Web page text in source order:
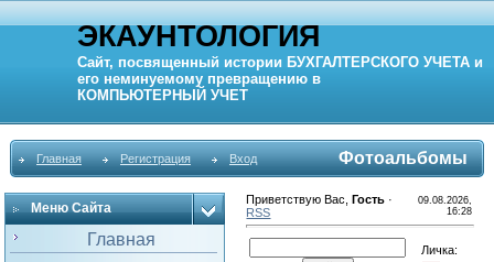
ЭКАУНТОЛОГИЯ
Сайт, посвященный истории БУХГАЛТЕРСКОГО УЧЕТА и
его неминуемому превращению в
КОМПЬЮТЕРНЫЙ УЧЕТ
Главная Регистрация Вход Фотоальбомы
Меню Сайта
Главная
Приветствую Вас ,Гость ·
RSS
09.08.2026,
16:28
Личка: